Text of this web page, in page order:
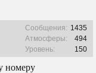
Сообщения: 1435
Атмосферы:
494
Уровень:
150
номеру